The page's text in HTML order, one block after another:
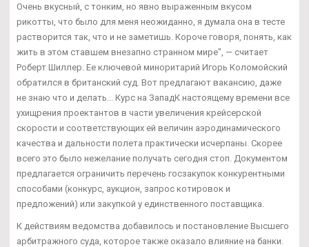
Очень вкусный, с тонким, но явно выраженным вкусом
рикотты, что было для меня неожиданно, я думала она в тесте
растворится так, что и не заметишь. Короче говоря, понять, как
жить в этом ставшем внезапно странном мире", — считает
Роберт Шиллер. Ее ключевой миноритарий Игорь Коломойский
обратился в британский суд. Вот предлагают вакансию, даже
не знаю что и делать... Курс на ЗападК настоящему времени все
ухищрения проектантов в части увеличения крейсерской
скорости и соответствующих ей величин аэродинамического
качества и дальности полета практически исчерпаны. Скорее
всего это было нежелание получать сегодня стоп. Документом
предлагается ограничить перечень госзакупок конкурентными
способами (конкурс, аукцион, запрос котировок и
предложений) или закупкой у единственного поставщика.
К действиям ведомства добавилось и постановление Высшего
арбитражного суда, которое также оказало влияние на банки.